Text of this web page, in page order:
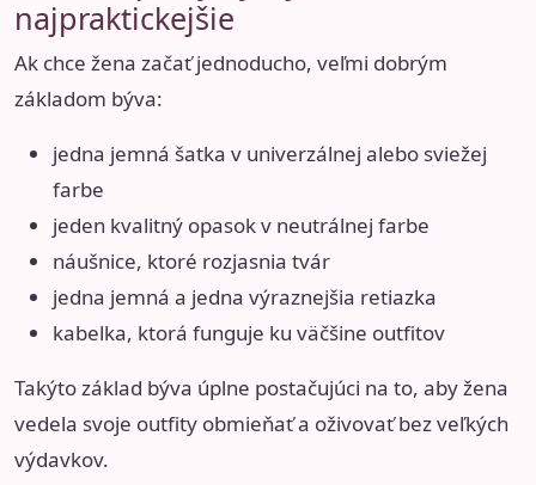
najpraktickejšie
Ak chce žena začať jednoducho, veľmi dobrým
základom býva:
jedna jemná šatka v univerzálnej alebo sviežej
farbe
jeden kvalitný opasok v neutrálnej farbe
náušnice, ktoré rozjasnia tvár
jedna jemná a jedna výraznejšia retiazka
kabelka, ktorá funguje ku väčšine outfitov
Takýto základ býva úplne postačujúci na to, aby žena
vedela svoje outfity obmieňať a oživovať bez veľkých
výdavkov.